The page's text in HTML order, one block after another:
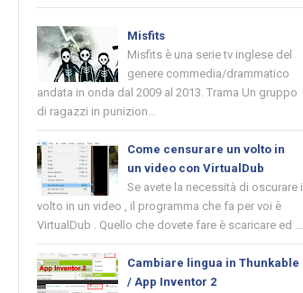
Misfits
Misfits è una serie tv inglese del
genere commedia/drammatico
andata in onda dal 2009 al 2013. Trama Un gruppo
di ragazzi in punizion...
Come censurare un volto in
un video con VirtualDub
Se avete la necessità di oscurare il
volto in un video , il programma che fa per voi è
VirtualDub . Quello che dovete fare è scaricare ed ...
Cambiare lingua in Thunkable
/ App Inventor 2